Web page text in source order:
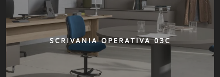
SCRIVANIA OPERATIVA 03C